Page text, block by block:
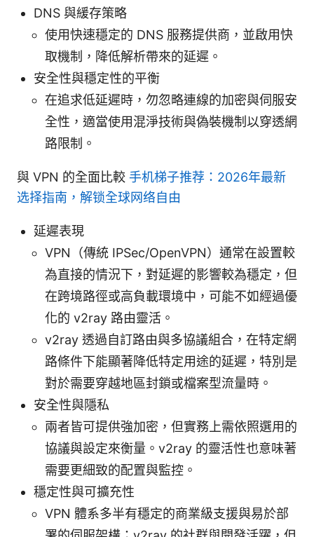
DNS 與緩存策略
使用快速穩定的 DNS 服務提供商，並啟用快
取機制，降低解析帶來的延遲。
安全性與穩定性的平衡
在追求低延遲時，勿忽略連線的加密與伺服安
全性，適當使用混淨技術與偽裝機制以穿透網
路限制。
與 VPN 的全面比較 手机梯子推荐：2026年最新
选择指南，解锁全球网络自由
延遲表現
VPN（傳統 IPSec/OpenVPN）通常在設置較
為直接的情況下，對延遲的影響較為穩定，但
在跨境路徑或高負載環境中，可能不如經過優
化的 v2ray 路由靈活。
v2ray 透過自訂路由與多協議組合，在特定網
路條件下能顯著降低特定用途的延遲，特別是
對於需要穿越地區封鎖或檔案型流量時。
安全性與隱私
兩者皆可提供強加密，但實務上需依照選用的
協議與設定來衡量。v2ray 的靈活性也意味著
需要更細致的配置與監控。
穩定性與可擴充性
VPN 體系多半有穩定的商業級支援與易於部